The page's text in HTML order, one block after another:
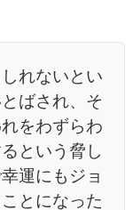
れないとい
ばされ、そ
をわずらわ
という脅し
運にもジョ
とになった